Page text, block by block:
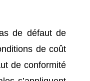
de défaut de
de coût
de conformité